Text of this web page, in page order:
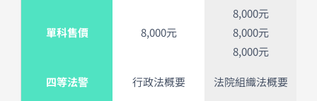
單科售價 8,000元
8,000元
8,000元
8,000元
四等法警 行政法概要 法院組織法概要